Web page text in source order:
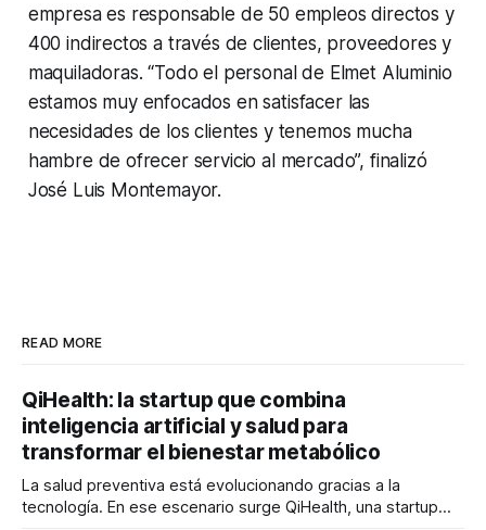
empresa es responsable de 50 empleos directos y
400 indirectos a través de clientes, proveedores y
maquiladoras. “Todo el personal de Elmet Aluminio
estamos muy enfocados en satisfacer las
necesidades de los clientes y tenemos mucha
hambre de ofrecer servicio al mercado”, finalizó
José Luis Montemayor.
READ MORE
QiHealth: la startup que combina
inteligencia artificial y salud para
transformar el bienestar metabólico
La salud preventiva está evolucionando gracias a la
tecnología. En ese escenario surge QiHealth, una startup